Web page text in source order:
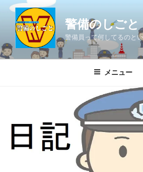
ン
ツ
警備のしごと
警備員って何してるのと
メニュー